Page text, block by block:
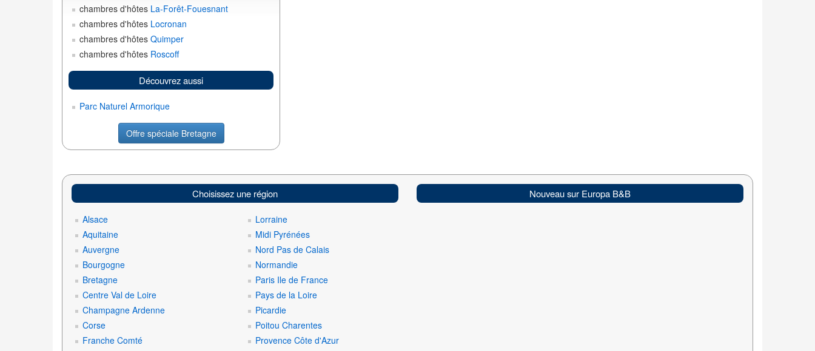
chambres d'hôtes La-Forêt-Fouesnant
chambres d'hôtes Locronan
chambres d'hôtes Quimper
chambres d'hôtes Roscoff
Découvrez aussi
Parc Naturel Armorique
Offre spéciale Bretagne
Choisissez une région
Alsace
Aquitaine
Auvergne
Bourgogne
Bretagne
Centre Val de Loire
Champagne Ardenne
Corse
Franche Comté
Lorraine
Midi Pyrénées
Nord Pas de Calais
Normandie
Paris Ile de France
Pays de la Loire
Picardie
Poitou Charentes
Provence Côte d'Azur
Nouveau sur Europa B&B